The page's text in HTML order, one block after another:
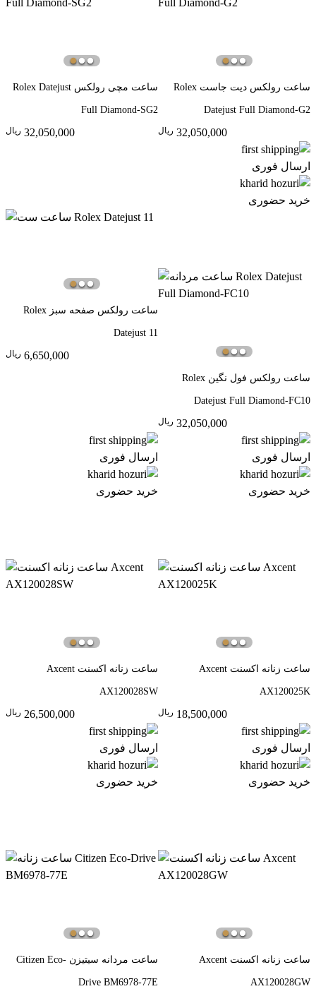
ساعت رولکس دیت جاست Rolex
Datejust Full Diamond-G2
32,050,000 ريال
ساعت مچی رولکس Rolex Datejust
Full Diamond-SG2
32,050,000 ريال
ارسال فوری
خرید حضوری
ساعت رولکس فول نگین Rolex
Datejust Full Diamond-FC10
32,050,000 ريال
ساعت رولکس صفحه سبز Rolex
Datejust 11
6,650,000 ريال
ارسال فوری
خرید حضوری
ساعت زنانه اکسنت Axcent
AX120025K
18,500,000 ريال
ارسال فوری
خرید حضوری
ساعت زنانه اکسنت Axcent
AX120028SW
26,500,000 ريال
ارسال فوری
خرید حضوری
ساعت زنانه اکسنت Axcent
AX120028GW
ارسال فوری
خرید حضوری
ساعت مردانه سیتیزن Citizen Eco-
Drive BM6978-77E